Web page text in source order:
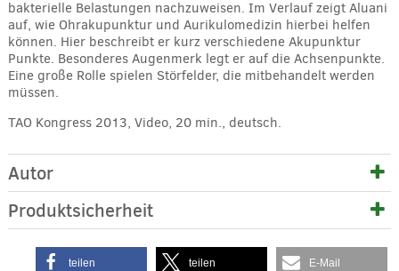
bakterielle Belastungen nachzuweisen. Im Verlauf zeigt Aluani
auf, wie Ohrakupunktur und Aurikulomedizin hierbei helfen
können. Hier beschreibt er kurz verschiedene Akupunktur
Punkte. Besonderes Augenmerk legt er auf die Achsenpunkte.
Eine große Rolle spielen Störfelder, die mitbehandelt werden
müssen.
TAO Kongress 2013, Video, 20 min., deutsch.
Autor
Produktsicherheit
teilen teilen E-Mail